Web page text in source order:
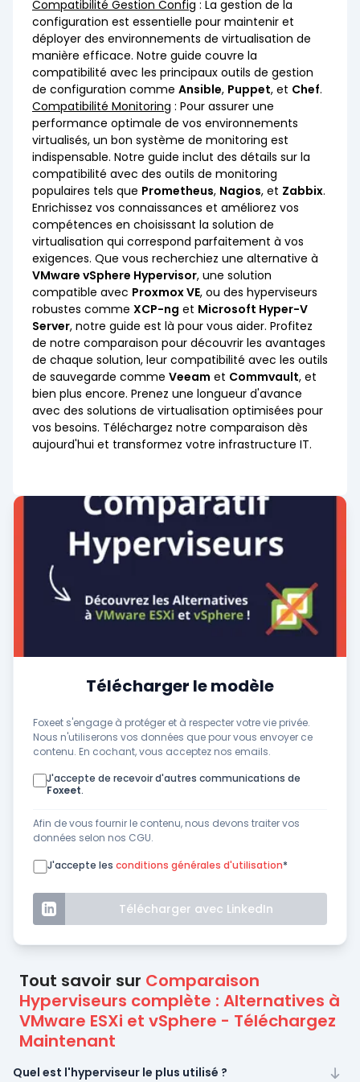
Compatibilité Gestion Config : La gestion de la
configuration est essentielle pour maintenir et
déployer des environnements de virtualisation de
manière efficace. Notre guide couvre la
compatibilité avec les principaux outils de gestion
de configuration comme Ansible, Puppet, et Chef.
Compatibilité Monitoring : Pour assurer une
performance optimale de vos environnements
virtualisés, un bon système de monitoring est
indispensable. Notre guide inclut des détails sur la
compatibilité avec des outils de monitoring
populaires tels que Prometheus, Nagios, et Zabbix.
Enrichissez vos connaissances et améliorez vos
compétences en choisissant la solution de
virtualisation qui correspond parfaitement à vos
exigences. Que vous recherchiez une alternative à
VMware vSphere Hypervisor, une solution
compatible avec Proxmox VE, ou des hyperviseurs
robustes comme XCP-ng et Microsoft Hyper-V
Server, notre guide est là pour vous aider. Profitez
de notre comparaison pour découvrir les avantages
de chaque solution, leur compatibilité avec les outils
de sauvegarde comme Veeam et Commvault, et
bien plus encore. Prenez une longueur d'avance
avec des solutions de virtualisation optimisées pour
vos besoins. Téléchargez notre comparaison dès
aujourd'hui et transformez votre infrastructure IT.
Télécharger le modèle
Foxeet s'engage à protéger et à respecter votre vie privée.
Nous n'utiliserons vos données que pour vous envoyer ce
contenu. En cochant, vous acceptez nos emails.
J'accepte de recevoir d'autres communications de
Foxeet.
Afin de vous fournir le contenu, nous devons traiter vos
données selon nos CGU.
J'accepte les conditions générales d'utilisation*
Télécharger avec LinkedIn
Tout savoir sur Comparaison
Hyperviseurs complète : Alternatives à
VMware ESXi et vSphere - Téléchargez
Maintenant
Quel est l'hyperviseur le plus utilisé ?